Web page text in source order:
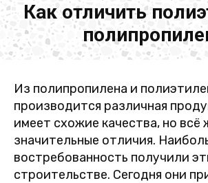
Как отличить
Из полипропилена и
производится различная
имеет схожие качества, но всё
значительные отличия.
востребованность получили
строительстве. Сегодня они